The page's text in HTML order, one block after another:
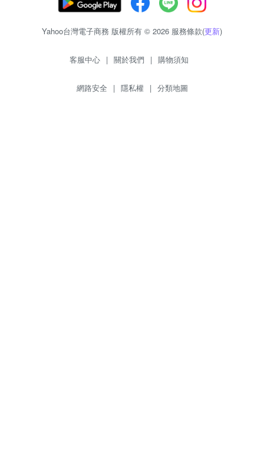
Yahoo台灣電子商務 版權所有 © 2026 服務條款(更新)
客服中心 | 關於我們 | 購物須知
網路安全 | 隱私權 | 分類地圖